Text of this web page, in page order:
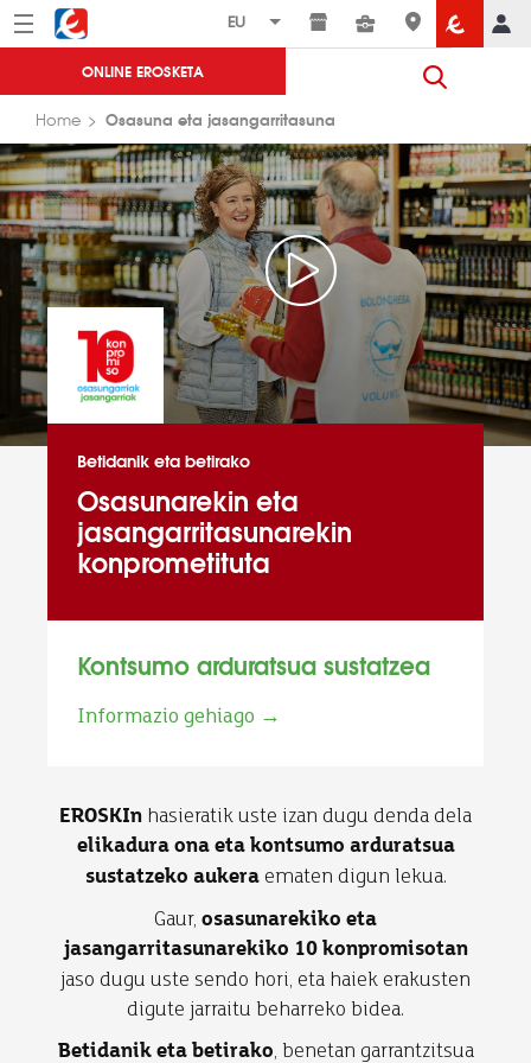
Menú Eroski
ONLINE EROSKETA
Home Osasuna eta jasangarritasuna
Betidanik eta betirako
Osasunarekin eta
jasangarritasunarekin
konprometituta
Kontsumo arduratsua sustatzea
Informazio gehiago →
EROSKIn hasieratik uste izan dugu denda dela
elikadura ona eta kontsumo arduratsua
sustatzeko aukeraematen digun lekua.
Gaur, osasunarekiko eta
jasangarritasunarekiko 10 konpromisotan
jaso dugu uste sendo hori, eta haiek erakusten
digute jarraitu beharreko bidea.
Betidanik eta betirako, benetan garrantzitsua